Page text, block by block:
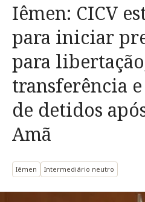
Iêmen: CICV
para iniciar
para
transferência
de detidos
Amã
Iêmen Intermediário neutro